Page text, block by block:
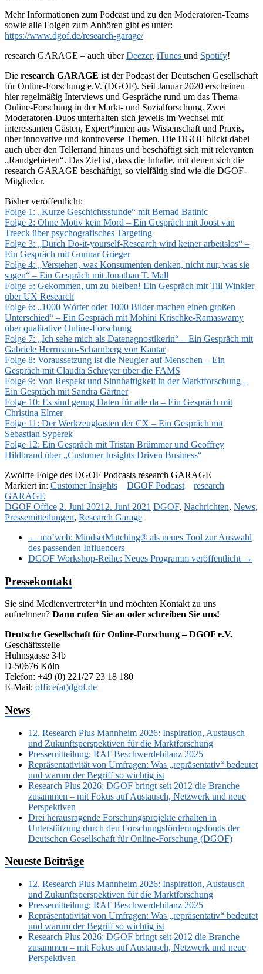
Mehr Informationen zum Podcast und zu den Moderatoren-Teams
sowie alle Folgen zum Anhören gibt es unter:
https://www.dgof.de/research-garage/
research GARAGE – auch überDeezer, iTunes und Spotify!
Die research GARAGE ist der Podcast der Deutschen Gesellschaft
für Online-Forschung e.V. (DGOF). Seit Januar 2020 erscheinen
hier regelmäßig Interviews und Gespräche rund um das Thema
Online-Forschung in der Markt- und Sozialforschung. Zwei
Moderatoren-Duos unterhalten sich jeweils im Wechsel mit
interessanten Gästen, Expert*innen aus Wissenschaft und Praxis,
über innovative und kontroverse Themen. Die DGOF blickt dabei
auch über den Tellerrand hinaus und beschäftigt sich mit relevanten
„Randgebieten“. Das Ziel ist, dass die Inhalte, mit denen sich die
research GARAGE beschäftigt, so vielfältig sind wie die DGOF-
Mitglieder.
Bisher veröffentlicht:
Folge 1: „Kurze Geschichtsstunde“ mit Bernad Batinic
Folge 2: Ohne Motiv kein Mord – Ein Gespräch mit Joost van
Treeck über psychografisches Targeting
Folge 3: „Durch Do-it-yourself-Research wird keiner arbeitslos“ –
Ein Gespräch mit Gunnar Grieger
Folge 4: „Verstehen, was Konsumenten denken, nicht nur, was sie
sagen“ – Ein Gespräch mit Jonathan T. Mall
Folge 5: Gekommen, um zu bleiben! Ein Gespräch mit Till Winkler
über UX Research
Folge 6: „1000 Wörter oder 1000 Bilder machen einen großen
Unterschied“ – Ein Gespräch mit Mohini Krischke-Ramaswamy
über qualitative Online-Forschung
Folge 7: „Ich sehe mich als Datenagnostikerin“ – Ein Gespräch mit
Gabriele Herrmann-Scharnberg von Kantar
Folge 8: Voraussetzung ist die Neugier auf Menschen – Ein
Gespräch mit Claudia Schreyer über die FAMS
Folge 9: Von Respekt und Sinnhaftigkeit in der Marktforschung –
Ein Gespräch mit Sandra Gärtner
Folge 10: Es sind genug Daten für alle da – Ein Gespräch mit
Christina Elmer
Folge 11: Der Werkzeugkasten der CX – Ein Gespräch mit
Sebastian Syperek
Folge 12: Ein Gespräch mit Tristan Brümmer und Geoffrey
Hildbrand über „Customer Insights Driven Business“
Zwölfte Folge des DGOF Podcasts research GARAGE
Markiert in: Customer Insights DGOF Podcast
research
GARAGE
DGOF Office 2. Juni 2021 2. Juni 2021 DGOF, Nachrichten, News,
Pressemitteilungen, Research Garage
← mo’web: MindsetMatching® als neues Tool zur Auswahl
des passenden Influencers
DGOF Workshop-Reihe: Neues Programm veröffentlicht →
Pressekontakt
Sie sind Medienvertreter*in und möchten Kontakt zu uns
aufnehmen? Dann rufen Sie an oder schreiben Sie uns!
Deutsche Gesellschaft für Online-Forschung – DGOF e.V.
Geschäftsstelle
Huhnsgasse 34b
D-50676 Köln
Telefon: +49 (0) 221/27 23 18 180
E-Mail: office(at)dgof.de
News
12. Research Plus Mannheim 2026: Inspiration, Austausch
und Zukunftsperspektiven für die Marktforschung
Pressemitteilung: RAT Beschwerdebilanz 2025
Repräsentativität von Umfragen: Was „repräsentativ“ bedeutet
und warum der Begriff so wichtig ist
Research Plus 2026: DGOF bringt seit 2012 die Branche
zusammen – mit Fokus auf Austausch, Netzwerk und neue
Perspektiven
Drei herausragende Forschungsprojekte erhalten in
Unterstützung durch den Forschungsförderungsfonds der
Deutschen Gesellschaft für Online-Forschung (DGOF)
Neueste Beiträge
12. Research Plus Mannheim 2026: Inspiration, Austausch
und Zukunftsperspektiven für die Marktforschung
Pressemitteilung: RAT Beschwerdebilanz 2025
Repräsentativität von Umfragen: Was „repräsentativ“ bedeutet
und warum der Begriff so wichtig ist
Research Plus 2026: DGOF bringt seit 2012 die Branche
zusammen – mit Fokus auf Austausch, Netzwerk und neue
Perspektiven